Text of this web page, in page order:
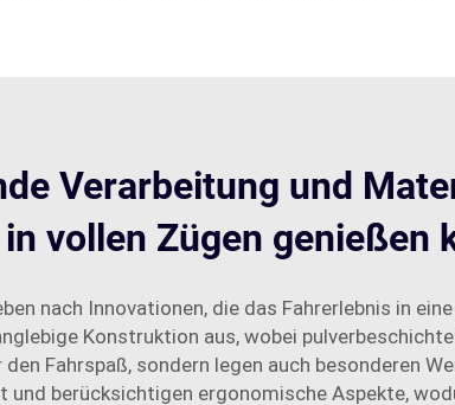
Verarbeitung und
vollen Zügen genießen
nach Innovationen, die das Fahrerlebnis in
Konstruktion aus, wobei
Fahrspaß, sondern legen auch besonderen
und berücksichtigen ergonomische Aspekte,